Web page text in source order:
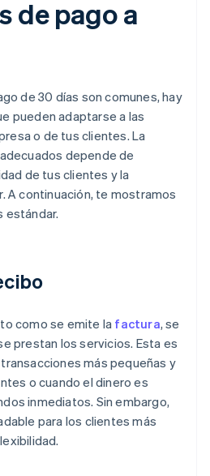
de pago a
de 30 días son comunes, hay
pueden adaptarse a las
o de tus clientes. La
depende de
de tus clientes y la
A continuación, te mostramos
estándar.
como se emite la factura, se
prestan los servicios. Esta es
más pequeñas y
o cuando el dinero es
inmediatos. Sin embargo,
para los clientes más